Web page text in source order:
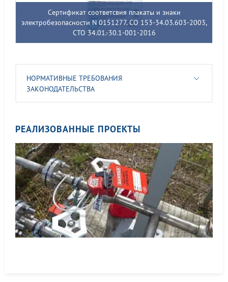
Сертификат соответсвия плакаты и знаки
электробезопасности N 0151277. СО 153-34.03.603-2003,
СТО 34.01.-30.1-001-2016
НОРМАТИВНЫЕ ТРЕБОВАНИЯ
ЗАКОНОДАТЕЛЬСТВА
РЕАЛИЗОВАННЫЕ ПРОЕКТЫ